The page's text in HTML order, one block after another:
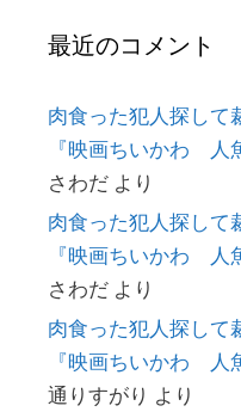
最近のコメント
肉食った犯人探して
『映画ちいかわ 人
さわだ より
肉食った犯人探して
『映画ちいかわ 人
さわだ より
肉食った犯人探して
『映画ちいかわ 人
通りすがり より